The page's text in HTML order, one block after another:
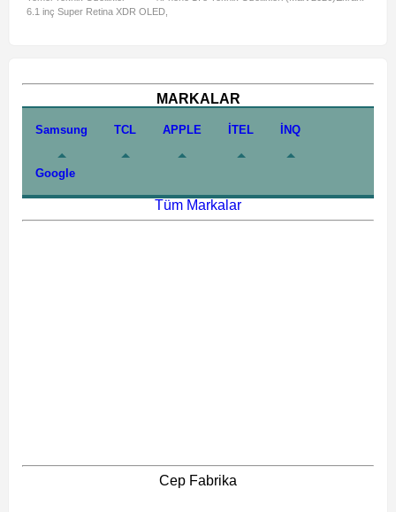
6.1 inç Super Retina XDR OLED,
MARKALAR
Samsung TCL APPLE İTEL İNQ
Google
Tüm Markalar
Cep Fabrika